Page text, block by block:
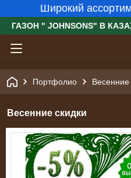
Широкий
ГАЗОН " JOHNSONS" В
Портфолио Весенние
Весенние скидки